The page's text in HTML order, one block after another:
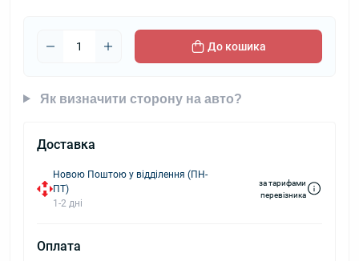
До кошика
Як визначити сторону на авто?
Доставка
Новою Поштою у відділення (ПН-
ПТ)
1-2 дні
за тарифами
перевізника
Оплата